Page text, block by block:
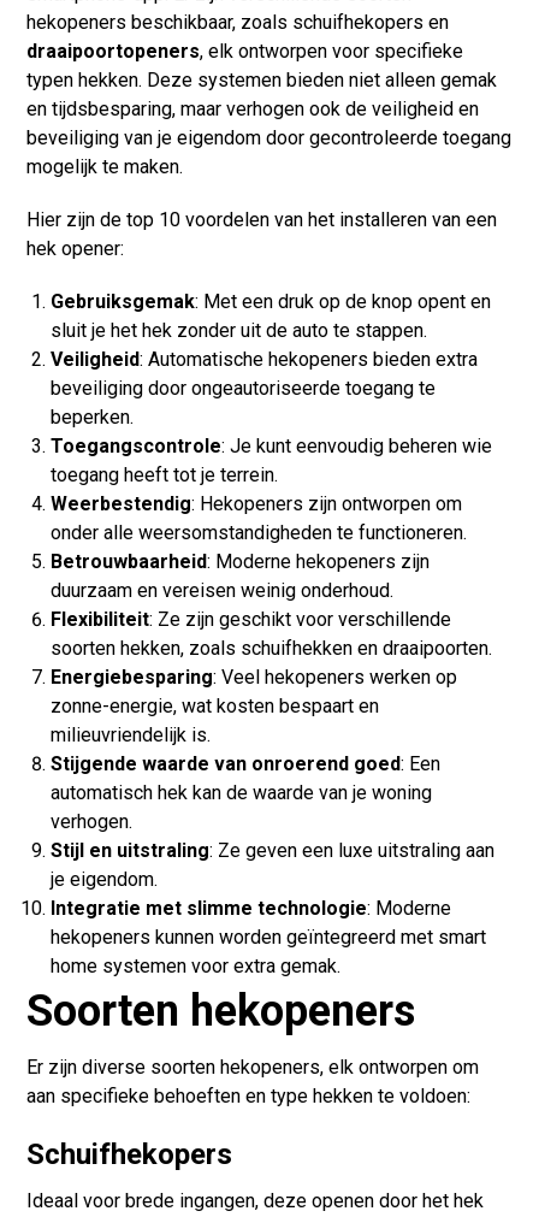
hekopeners beschikbaar, zoals schuifhekopers en
draaipoortopeners, elk ontworpen voor specifieke
typen hekken. Deze systemen bieden niet alleen gemak
en tijdsbesparing, maar verhogen ook de veiligheid en
beveiliging van je eigendom door gecontroleerde toegang
mogelijk te maken.
Hier zijn de top 10 voordelen van het installeren van een
hek opener:
Gebruiksgemak: Met een druk op de knop opent en
sluit je het hek zonder uit de auto te stappen.
Veiligheid: Automatische hekopeners bieden extra
beveiliging door ongeautoriseerde toegang te
beperken.
Toegangscontrole: Je kunt eenvoudig beheren wie
toegang heeft tot je terrein.
Weerbestendig: Hekopeners zijn ontworpen om
onder alle weersomstandigheden te functioneren.
Betrouwbaarheid: Moderne hekopeners zijn
duurzaam en vereisen weinig onderhoud.
Flexibiliteit: Ze zijn geschikt voor verschillende
soorten hekken, zoals schuifhekken en draaipoorten.
Energiebesparing: Veel hekopeners werken op
zonne-energie, wat kosten bespaart en
milieuvriendelijk is.
Stijgende waarde van onroerend goed: Een
automatisch hek kan de waarde van je woning
verhogen.
Stijl en uitstraling: Ze geven een luxe uitstraling aan
je eigendom.
Integratie met slimme technologie: Moderne
hekopeners kunnen worden geïntegreerd met smart
home systemen voor extra gemak.
Soorten hekopeners
Er zijn diverse soorten hekopeners, elk ontworpen om
aan specifieke behoeften en type hekken te voldoen:
Schuifhekopers
Ideaal voor brede ingangen, deze openen door het hek